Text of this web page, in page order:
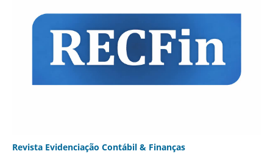
Revista Evidenciação Contábil & Finanças